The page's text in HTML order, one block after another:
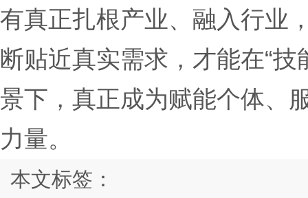
有真正扎根产业、融入行业
断贴近真实需求，才能在“
景下，真正成为赋能个体、
力量。
本文标签：